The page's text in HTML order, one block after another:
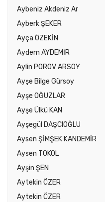
Aybeniz Akdeniz Ar
Ayberk ŞEKER
Ayça ÖZEKİN
Aydem AYDEMİR
Aylin POROV ARSOY
Ayşe Bilge Gürsoy
Ayşe OĞUZLAR
Ayşe Ülkü KAN
Ayşegül DAŞCIOĞLU
Aysen ŞİMŞEK KANDEMİR
Aysen TOKOL
Ayşin ŞEN
Aytekin ÖZER
Aytekin ÖZER